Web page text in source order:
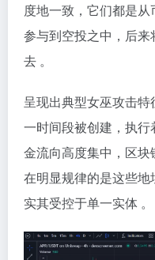
度地一致，它们都是
参与到空投之中，后
去 。
呈现出典型女巫攻击
一时间段被创建，执
金流向高度集中，区
在明显规律的是这些
实其受控于单一实体 。